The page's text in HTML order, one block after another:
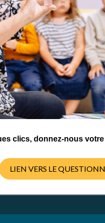
clics, donnez-nous
LIEN VERS LE